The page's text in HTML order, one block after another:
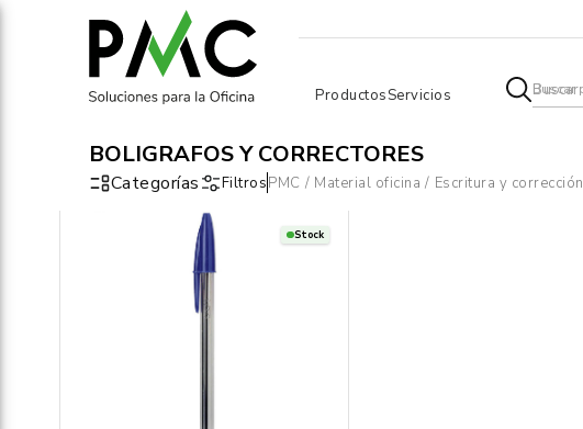
ProductosServicios
BOLÍGRAFOS Y CORRECTORES
Categorías FiltrosPMC / Material oficina / Escritura y corrección
Stock